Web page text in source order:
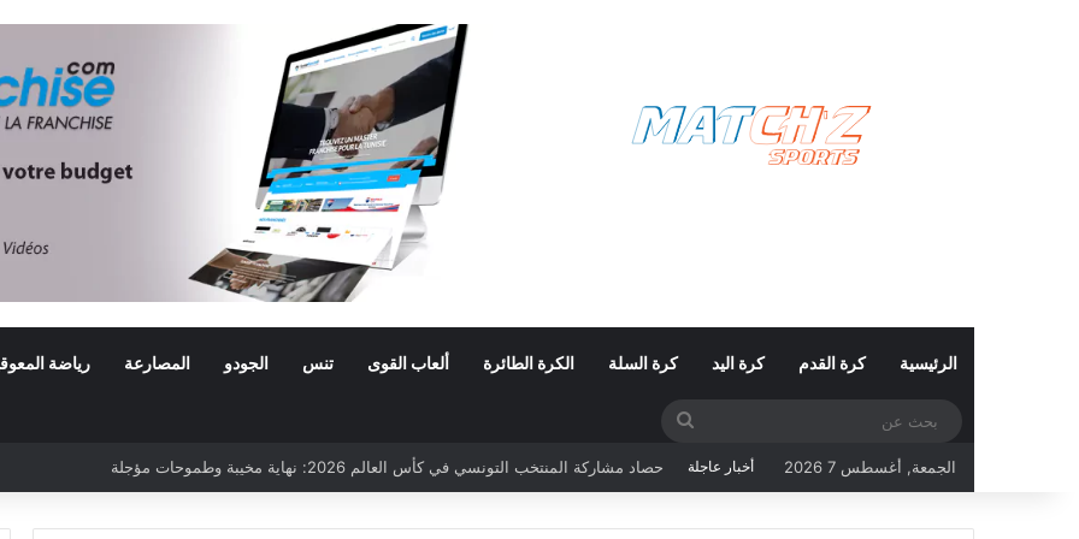
الرئيسية كرة القدم كرة اليد كرة السلة الكرة الطائرة ألعاب القوى تنس الجودو المصارعة رياضة
عن
الجمعة, أغسطس 7 2026 أخبار عاجلة
كأس العالم 2026: تونس تبحث عن حفظ ماء الوجه أمام هولندا